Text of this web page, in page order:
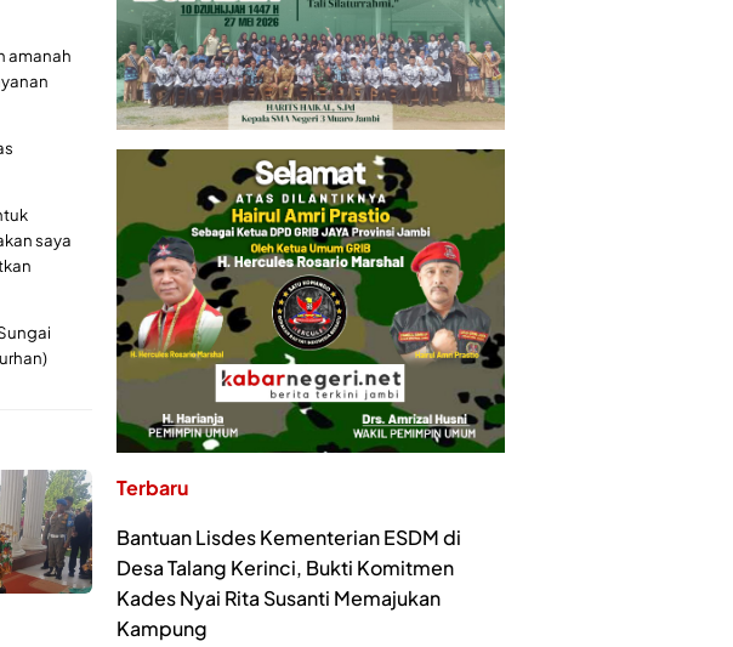
amanah
saya
Terbaru
Bantuan Lisdes Kementerian ESDM di
Desa Talang Kerinci, Bukti Komitmen
Kades Nyai Rita Susanti Memajukan
Kampung